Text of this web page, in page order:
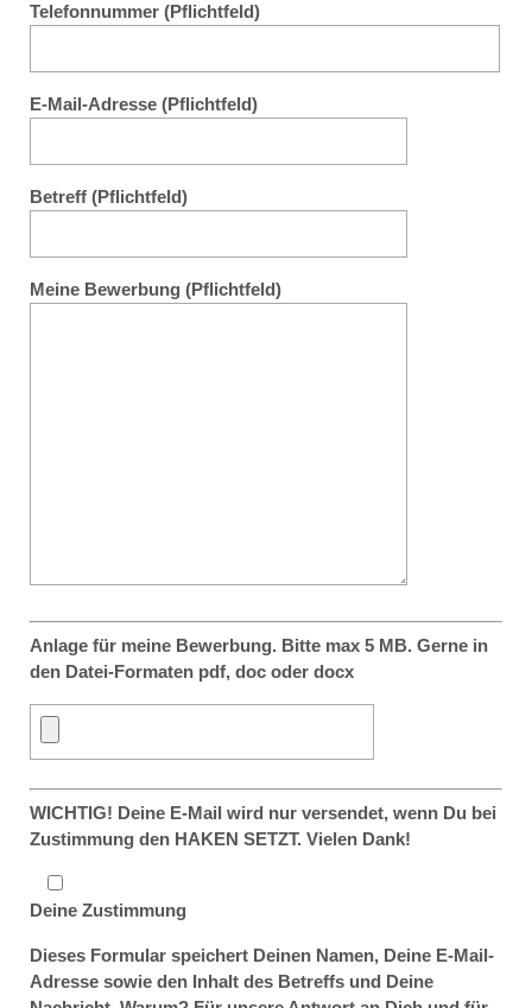
Telefonnummer (Pflichtfeld)
E-Mail-Adresse (Pflichtfeld)
Betreff (Pflichtfeld)
Meine Bewerbung (Pflichtfeld)
Anlage für meine Bewerbung. Bitte max 5 MB. Gerne in
den Datei-Formaten pdf, doc oder docx
WICHTIG! Deine E-Mail wird nur versendet, wenn Du bei
Zustimmung den HAKEN SETZT. Vielen Dank!
Deine Zustimmung
Dieses Formular speichert Deinen Namen, Deine E-Mail-
Adresse sowie den Inhalt des Betreffs und Deine